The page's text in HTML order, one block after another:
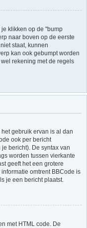
klikken op de "bump
naar boven op de eerste
staat, kunnen
kan ook gebumpt worden
rekening met de regels
gebruik ervan is al dan
ook per bericht
bericht). De syntax van
worden tussen vierkante
geeft het een grotere
omtrent BBCode is
je een bericht plaatst.
met HTML code. De